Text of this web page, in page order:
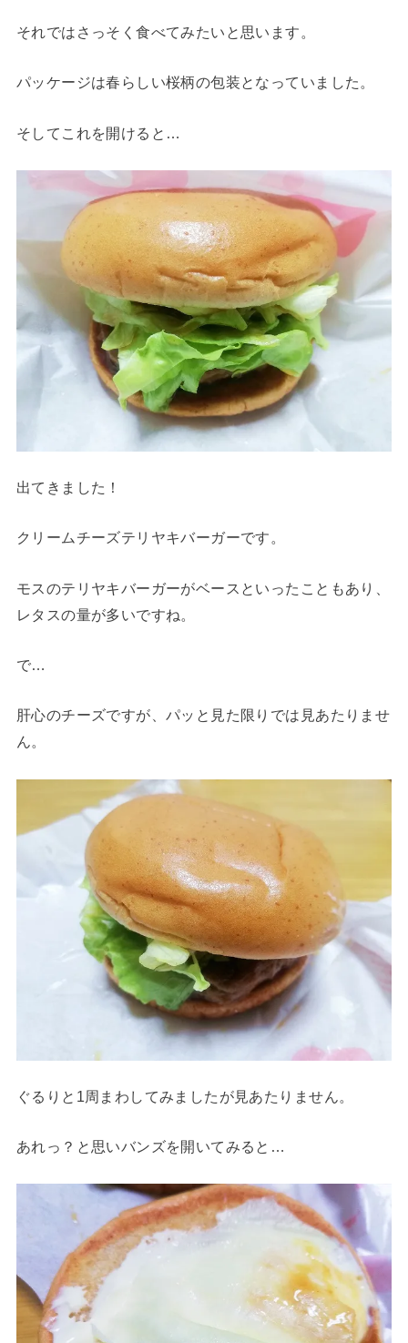
それではさっそく食べてみたいと思います。
パッケージは春らしい桜柄の包装となっていました。
そしてこれを開けると…
出てきました！
クリームチーズテリヤキバーガーです。
モスのテリヤキバーガーがベースといったこともあり、
レタスの量が多いですね。
で…
肝心のチーズですが、パッと見た限りでは見あたりませ
ん。
ぐるりと1周まわしてみましたが見あたりません。
あれっ？と思いバンズを開いてみると…